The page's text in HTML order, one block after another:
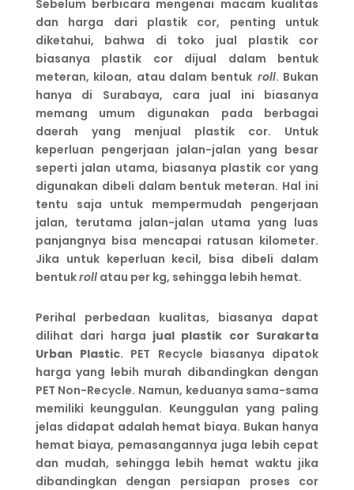
Sebelum berbicara mengenai macam kualitas
dan harga dari plastik cor, penting untuk
diketahui, bahwa di toko jual plastik cor
biasanya plastik cor dijual dalam bentuk
meteran, kiloan, atau dalam bentuk roll. Bukan
hanya di Surabaya, cara jual ini biasanya
memang umum digunakan pada berbagai
daerah yang menjual plastik cor. Untuk
keperluan pengerjaan jalan-jalan yang besar
seperti jalan utama, biasanya plastik cor yang
digunakan dibeli dalam bentuk meteran. Hal ini
tentu saja untuk mempermudah pengerjaan
jalan, terutama jalan-jalan utama yang luas
panjangnya bisa mencapai ratusan kilometer.
Jika untuk keperluan kecil, bisa dibeli dalam
bentukrollatau per kg, sehingga lebih hemat.
Perihal perbedaan kualitas, biasanya dapat
dilihat dari harga jual plastik cor Surakarta
Urban Plastic. PET Recycle biasanya dipatok
harga yang lebih murah dibandingkan dengan
PET Non-Recycle. Namun, keduanya sama-sama
memiliki keunggulan. Keunggulan yang paling
jelas didapat adalah hemat biaya. Bukan hanya
hemat biaya, pemasangannya juga lebih cepat
dan mudah, sehingga lebih hemat waktu jika
dibandingkan dengan persiapan proses cor